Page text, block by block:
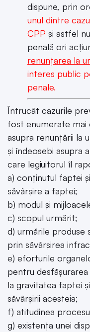
dispune, prin
unul dintre
CPP și astfel
penală ori
renunțarea la
interes public
penale.
Întrucât cazurile
fost enumerate
asupra renunțării la
și îndeosebi asupra
care legiuitorul îl
a) conținutul faptei
săvârșire a faptei;
b) modul și
c) scopul urmărit;
d) urmările produse
prin săvârșirea
e) eforturile
pentru
la gravitatea faptei
săvârșirii acesteia;
f) atitudinea
g) existența unei